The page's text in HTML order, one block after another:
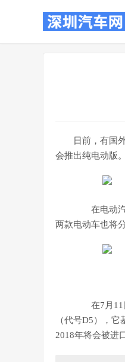
日前，有国
会推出纯电动版
在电动汽
两款电动车也将
在7月11日
（代号D5），
2018年将会被进